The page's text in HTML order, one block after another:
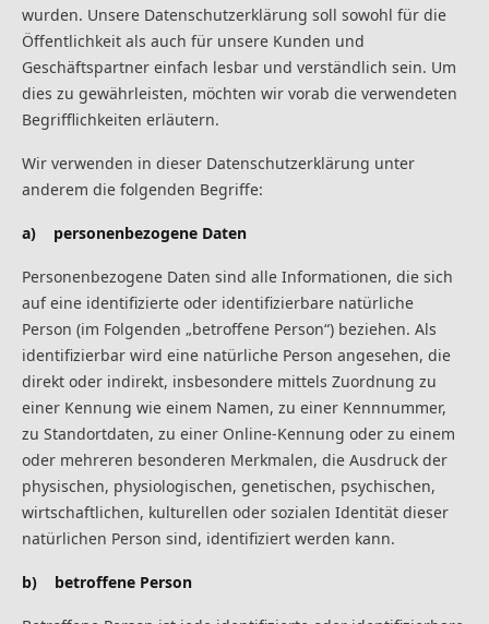
wurden. Unsere Datenschutzerklärung soll sowohl für die
Öffentlichkeit als auch für unsere Kunden und
Geschäftspartner einfach lesbar und verständlich sein. Um
dies zu gewährleisten, möchten wir vorab die verwendeten
Begrifflichkeiten erläutern.
Wir verwenden in dieser Datenschutzerklärung unter
anderem die folgenden Begriffe:
a) personenbezogene Daten
Personenbezogene Daten sind alle Informationen, die sich
auf eine identifizierte oder identifizierbare natürliche
Person (im Folgenden „betroffene Person“) beziehen. Als
identifizierbar wird eine natürliche Person angesehen, die
direkt oder indirekt, insbesondere mittels Zuordnung zu
einer Kennung wie einem Namen, zu einer Kennnummer,
zu Standortdaten, zu einer Online-Kennung oder zu einem
oder mehreren besonderen Merkmalen, die Ausdruck der
physischen, physiologischen, genetischen, psychischen,
wirtschaftlichen, kulturellen oder sozialen Identität dieser
natürlichen Person sind, identifiziert werden kann.
b) betroffene Person